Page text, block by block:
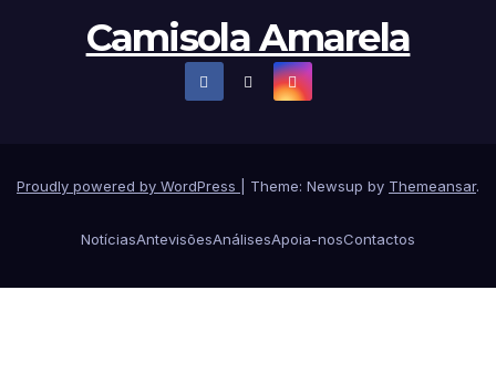
Camisola Amarela
Proudly powered by WordPress Theme: Newsup by Themeansar.
NotíciasAntevisõesAnálisesApoia-nosContactos